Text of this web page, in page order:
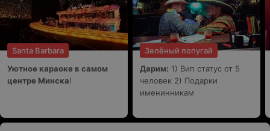
Santa Barbara
Уютное караоке в самом
центре Минска!
Зелёный попугай
Дарим: 1) Вип статус от 5
человек 2) Подарки
именинникам